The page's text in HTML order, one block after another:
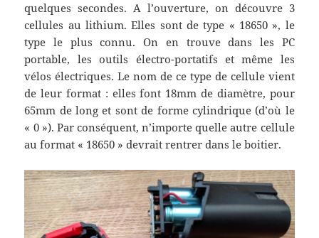
quelques secondes. A l’ouverture, on découvre 3
cellules au lithium. Elles sont de type « 18650 », le
type le plus connu. On en trouve dans les PC
portable, les outils électro-portatifs et même les
vélos électriques. Le nom de ce type de cellule vient
de leur format : elles font 18mm de diamètre, pour
65mm de long et sont de forme cylindrique (d’où le
« 0 »). Par conséquent, n’importe quelle autre cellule
au format « 18650 » devrait rentrer dans le boitier.